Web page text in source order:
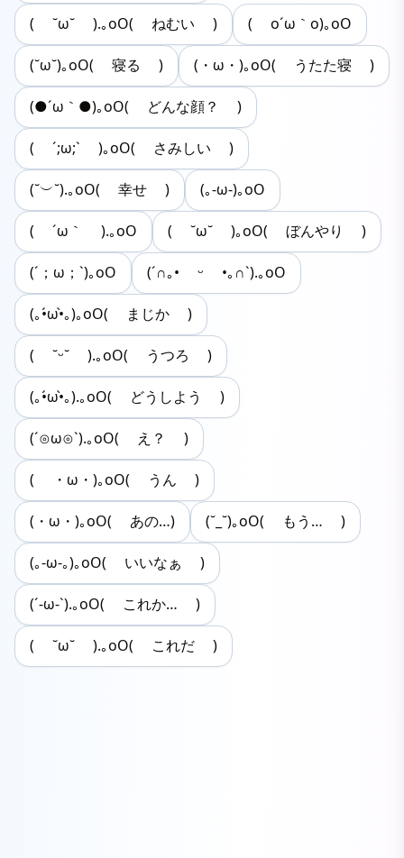
( ˘ω˘ ).｡oO( ねむい ) ( o´ω｀o)｡oO
(˘ω˘)｡oO( 寝る ) (・ω・)｡oO( うたた寝 )
(●´ω｀●)｡oO( どんな顔？ )
( ´;ω;` )｡oO( さみしい )
(˘︶˘).｡oO( 幸せ ) (｡-ω-)｡oO
( ´ω｀ ).｡oO ( ˘ω˘ )｡oO( ぼんやり )
(´；ω；`)｡oO (´∩｡• ᵕ •｡∩`).｡oO
(｡•́ω•̀｡)｡oO( まじか )
( ˘ᵕ˘ ).｡oO( うつろ )
(｡•́ω•̀｡).｡oO( どうしよう )
(´⊙ω⊙`).｡oO( え？ )
( ・ω・)｡oO( うん )
(・ω・)｡oO( あの…) (˘_˘)｡oO( もう… )
(｡-ω-｡)｡oO( いいなぁ )
(´-ω-`).｡oO( これか… )
( ˘ω˘ ).｡oO( これだ )